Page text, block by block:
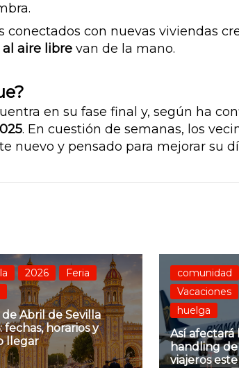
conectados con nuevas viviendas
aire libre van de la mano.
en su fase final y, según ha
. En cuestión de semanas, los
nuevo y pensado para mejorar su
2026
Feria
de Abril de Sevilla
fechas, horarios y
llegar
comunidad
Vacaciones
huelga
Así afectará
handling de
viajeros